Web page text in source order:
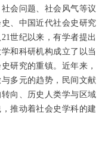
会问题、社会风气等议
、中国近代社会史研究
世纪以来，有学者提出
和科研机构成立了以当
研究的重镇。近年来，
多元的趋势，民间文献
向、历史人类学与区域
推动着社会史学科的建